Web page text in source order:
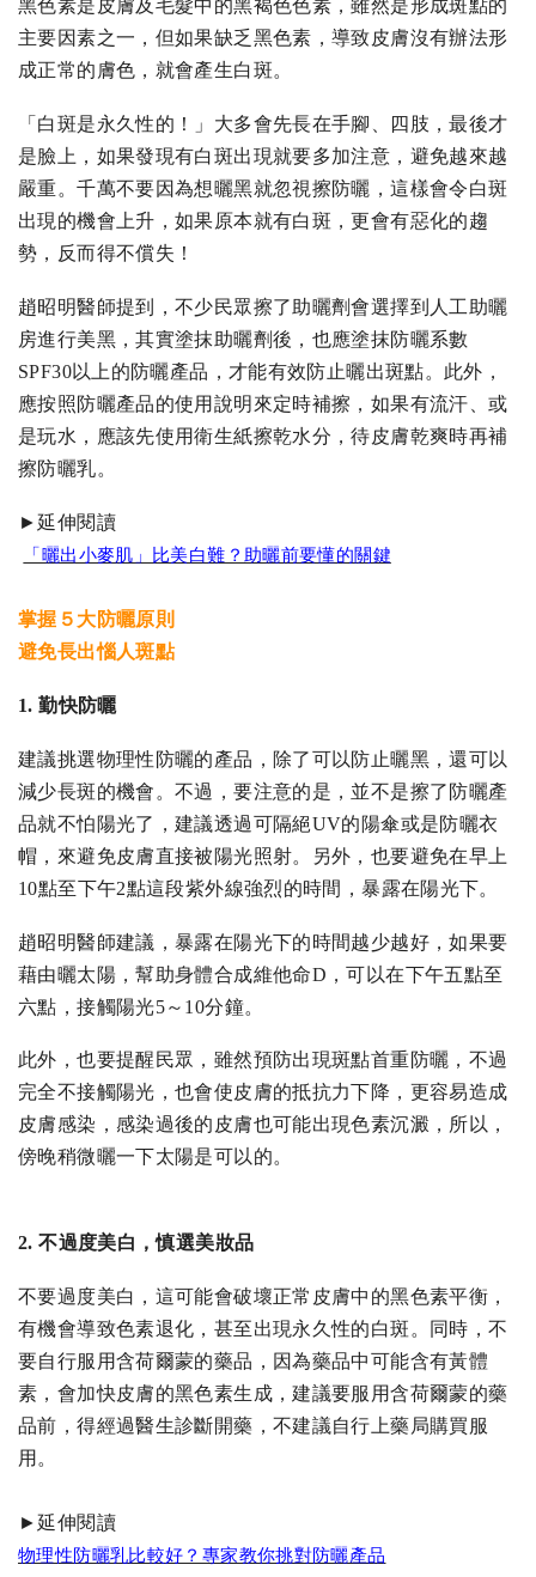
黑色素是皮膚及毛髮中的黑褐色色素，雖然是形成斑點的
主要因素之一，但如果缺乏黑色素，導致皮膚沒有辦法形
成正常的膚色，就會產生白斑。
「白斑是永久性的！」大多會先長在手腳、四肢，最後才
是臉上，如果發現有白斑出現就要多加注意，避免越來越
嚴重。千萬不要因為想曬黑就忽視擦防曬，這樣會令白斑
出現的機會上升，如果原本就有白斑，更會有惡化的趨
勢，反而得不償失！
趙昭明醫師提到，不少民眾擦了助曬劑會選擇到人工助曬
房進行美黑，其實塗抹助曬劑後，也應塗抹防曬系數
SPF30以上的防曬產品，才能有效防止曬出斑點。此外，
應按照防曬產品的使用說明來定時補擦，如果有流汗、或
是玩水，應該先使用衛生紙擦乾水分，待皮膚乾爽時再補
擦防曬乳。
►延伸閱讀
「曬出小麥肌」比美白難？助曬前要懂的關鍵
掌握５大防曬原則
避免長出惱人斑點
1. 勤快防曬
建議挑選物理性防曬的產品，除了可以防止曬黑，還可以
減少長斑的機會。不過，要注意的是，並不是擦了防曬產
品就不怕陽光了，建議透過可隔絕UV的陽傘或是防曬衣
帽，來避免皮膚直接被陽光照射。另外，也要避免在早上
10點至下午2點這段紫外線強烈的時間，暴露在陽光下。
趙昭明醫師建議，暴露在陽光下的時間越少越好，如果要
藉由曬太陽，幫助身體合成維他命D，可以在下午五點至
六點，接觸陽光5～10分鐘。
此外，也要提醒民眾，雖然預防出現斑點首重防曬，不過
完全不接觸陽光，也會使皮膚的抵抗力下降，更容易造成
皮膚感染，感染過後的皮膚也可能出現色素沉澱，所以，
傍晚稍微曬一下太陽是可以的。
2. 不過度美白，慎選美妝品
不要過度美白，這可能會破壞正常皮膚中的黑色素平衡，
有機會導致色素退化，甚至出現永久性的白斑。同時，不
要自行服用含荷爾蒙的藥品，因為藥品中可能含有黃體
素，會加快皮膚的黑色素生成，建議要服用含荷爾蒙的藥
品前，得經過醫生診斷開藥，不建議自行上藥局購買服
用。
►延伸閱讀
物理性防曬乳比較好？專家教你挑對防曬產品